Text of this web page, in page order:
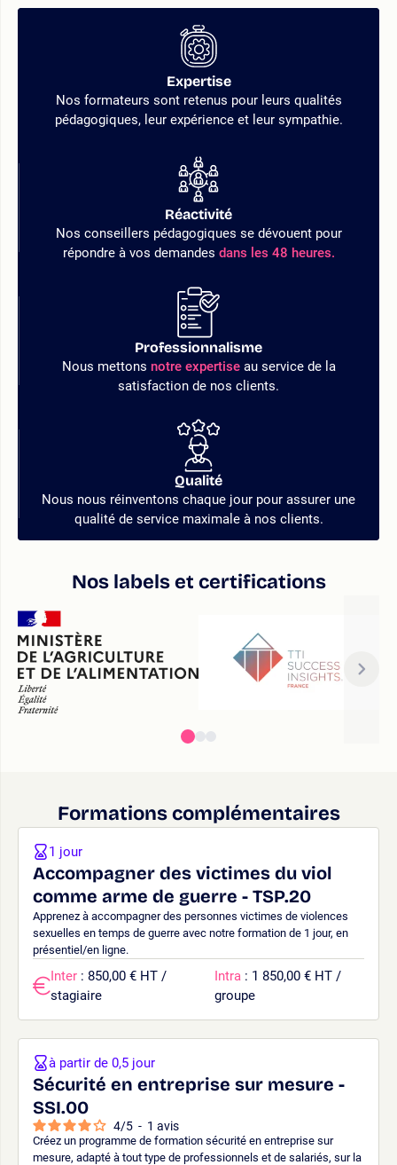
Expertise
Nos formateurs sont retenus pour leurs qualités
pédagogiques, leur expérience et leur sympathie.
Réactivité
Nos conseillers pédagogiques se dévouent pour
répondre à vos demandes dans les 48 heures.
Professionnalisme
Nous mettons notre expertiseau service de la
satisfaction de nos clients.
Qualité
Nous nous réinventons chaque jour pour assurer une
qualité de service maximale à nos clients.
Nos labels et certifications
Formations complémentaires
Accompagner des victimes du viol
comme arme de guerre - TSP.20
Apprenez à accompagner des personnes victimes de violences
sexuelles en temps de guerre avec notre formation de 1 jour, en
présentiel/en ligne.
1 jour
Inter : 850,00 € HT /
stagiaire
Intra : 1 850,00 € HT /
groupe
Sécurité en entreprise sur mesure -
SSI.00
4/5 - 1 avis
Créez un programme de formation sécurité en entreprise sur
mesure, adapté à tout type de professionnels et de salariés, sur la
à partir de 0,5 jour